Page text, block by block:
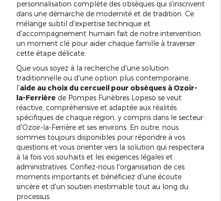
personnalisation complète des obsèques qui s'inscrivent
dans une démarche de modernité et de tradition. Ce
mélange subtil d'expertise technique et
d'accompagnement humain fait de notre intervention
un moment clé pour aider chaque famille à traverser
cette étape délicate.
Que vous soyez à la recherche d'une solution
traditionnelle ou d'une option plus contemporaine,
l'aide au choix du cercueil pour obsèques à Ozoir-
la-Ferrièrede Pompes Funèbres Lopeso se veut
réactive, compréhensive et adaptée aux réalités
spécifiques de chaque région, y compris dans le secteur
d'Ozoir-la-Ferrière et ses environs. En outre, nous
sommes toujours disponibles pour répondre à vos
questions et vous orienter vers la solution qui respectera
à la fois vos souhaits et les exigences légales et
administratives. Confiez-nous l'organisation de ces
moments importants et bénéficiez d'une écoute
sincère et d'un soutien inestimable tout au long du
processus.